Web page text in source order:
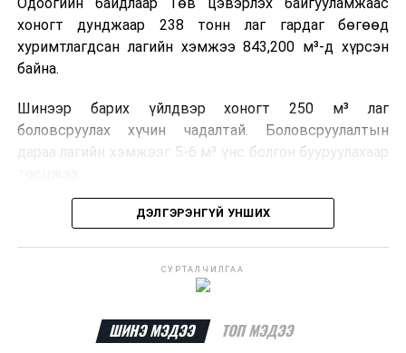
Одоогийн байдлаар Төв цэвэрлэх байгууламжаас
хоногт дунджаар 238 тонн лаг гардаг бөгөөд
хуримтлагдсан лагийн хэмжээ 843,200 м³-д хүрсэн
байна.
Шинээр барих үйлдвэр хоногт 250 м³ лаг
боловсруулах хүчин чадалтай. Боловсруулалтын
дараа лагийн хэмжээг 5-6 м³ үнс болгон бууруулахаар
Төслийн техник, эдийн засгийн үндэслэлийг
магадлалын ерөнхий дүгнэлтээр баталгаажуулсан
Мөн Нийслэлийн иргэдийн Төлөөлөгчдийн Хурлын
ДЭЛГЭРЭНГҮЙ УНШИХ
СУРТАЛЧИЛГАА
ШИНЭ МЭДЭЭ ТОП МЭДЭЭ